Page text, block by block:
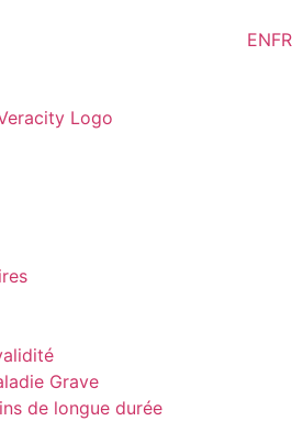
ENFR
Grave
de longue durée